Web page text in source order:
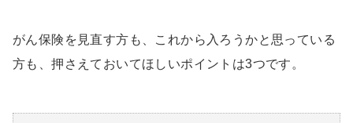
がん保険を見直す方も、これから入ろうかと思っている
方も、押さえておいてほしいポイントは3つです。